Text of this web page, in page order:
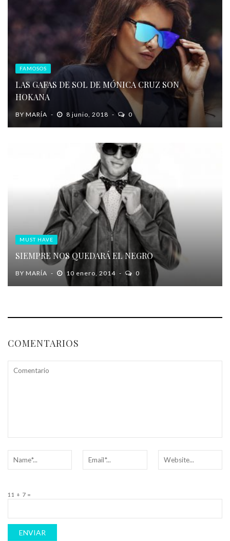
FAMOSOS
LAS GAFAS DE SOL DE MÓNICA CRUZ SON
HOKANA
BY MARÍA 8 junio, 2018 0
MUST HAVE
SIEMPRE NOS QUEDARÁ EL NEGRO
BY MARÍA 10 enero, 2014 0
COMENTARIOS
11 + 7 =